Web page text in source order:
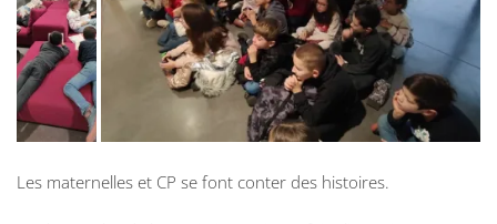
Les maternelles et CP se font conter des histoires.